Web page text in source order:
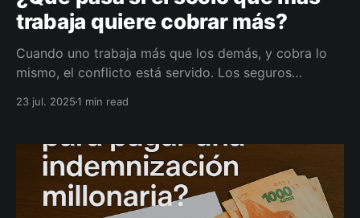
trabaja quiere cobrar más?
Cuando uno trabaja más que los demás, y cobra lo
mismo, el conflicto está servido. Los seguros
proteger tanto la empresa como la relación entre
23 jul. 20251 min read